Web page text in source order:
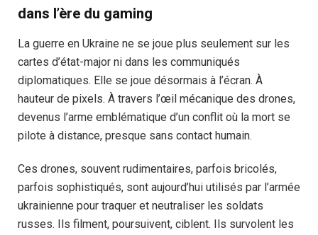
dans l’ère du gaming
La guerre en Ukraine ne se joue plus seulement sur les
cartes d’état-major ni dans les communiqués
diplomatiques. Elle se joue désormais à l’écran. À
hauteur de pixels. À travers l’œil mécanique des drones,
devenus l’arme emblématique d’un conflit où la mort se
pilote à distance, presque sans contact humain.
Ces drones, souvent rudimentaires, parfois bricolés,
parfois sophistiqués, sont aujourd’hui utilisés par l’armée
ukrainienne pour traquer et neutraliser les soldats
russes. Ils filment, poursuivent, ciblent. Ils survolent les